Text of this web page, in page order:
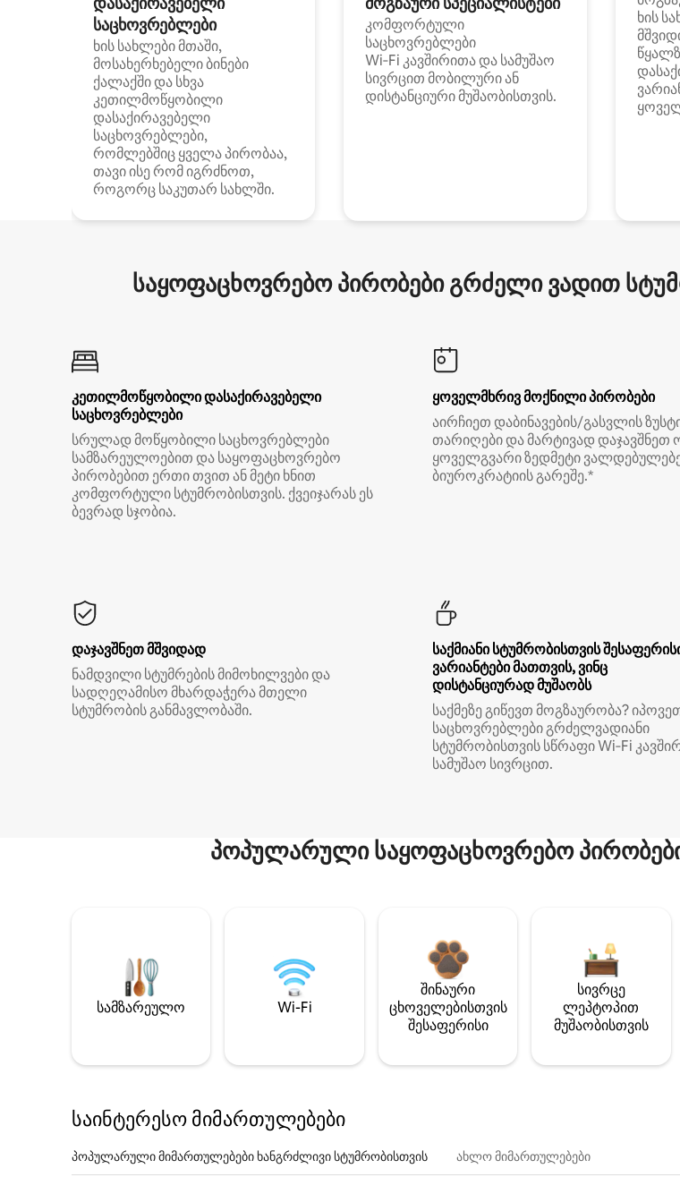
საცხოვრებლები
ხის სახლები მთაში,
მოსახერხებელი ბინები
ქალაქში და სხვა
კეთილმოწყობილი
დასაქირავებელი
საცხოვრებლები,
რომლებშიც ყველა პირობაა,
თავი ისე რომ იგრძნოთ,
როგორც საკუთარ სახლში.
კომფორტული
საცხოვრებლები
Wi‑Fi კავშირითა და სამუშაო
სივრცით მობილური ან
დისტანციური მუშაობისთვის.
ხის
საყოფაცხოვრებო პირობები გრძელი ვადით
კეთილმოწყობილი დასაქირავებელი
საცხოვრებლები
სრულად მოწყობილი საცხოვრებლები
სამზარეულოებით და საყოფაცხოვრებო
პირობებით ერთი თვით ან მეტი ხნით
კომფორტული სტუმრობისთვის. ქვეიჯარას ეს
ბევრად სჯობია.
ყოველმხრივ მოქნილი პირობები
აირჩიეთ დაბინავების/გასვლის
თარიღები და მარტივად დაჯავშნეთ
ყოველგვარი ზედმეტი
ბიუროკრატიის გარეშე.*
დაჯავშნეთ მშვიდად
ნამდვილი სტუმრების მიმოხილვები და
სადღეღამისო მხარდაჭერა მთელი
სტუმრობის განმავლობაში.
საქმიანი სტუმრობისთვის
ვარიანტები მათთვის, ვინც
დისტანციურად მუშაობს
საქმეზე გიწევთ მოგზაურობა?
საცხოვრებლები გრძელვადიანი
სტუმრობისთვის სწრაფი Wi‑Fi
სამუშაო სივრცით.
პოპულარული საყოფაცხოვრებო
სამზარეულო Wi-Fi
შინაური
ცხოველებისთვის
შესაფერისი
სივრცე
ლეპტოპით
მუშაობისთვის
საინტერესო მიმართულებები
პოპულარული მიმართულებები ხანგრძლივი სტუმრობისთვის ახლო მიმართულებები